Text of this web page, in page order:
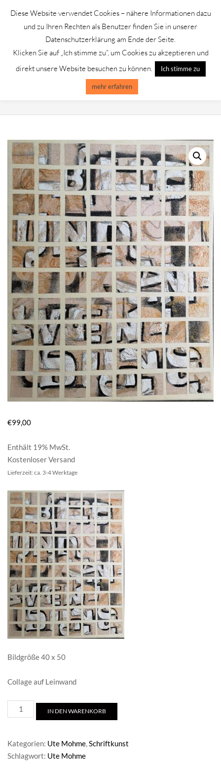
content GALERIE CHROMIK
Primary
Navigation
UTE MOHME /COLLAGE
€99,00
Enthält 19% MwSt.
Kostenloser Versand
Lieferzeit: ca. 3-4 Werktage
Bildgröße 40 x 50
Collage auf Leinwand
Mohme
IN DEN WARENKORB
Kategorien: Ute Mohme,Schriftkunst
Schlagwort: Ute Mohme
Diese Website verwendet Cookies – nähere Informationen dazu
und zu Ihren Rechten als Benutzer finden Sie in unserer
Datenschutzerklärung am Ende der Seite.
Klicken Sie auf „Ich stimme zu“, um Cookies zu akzeptieren und
direkt unsere Website besuchen zu können.
Ich stimme zu
mehr erfahren